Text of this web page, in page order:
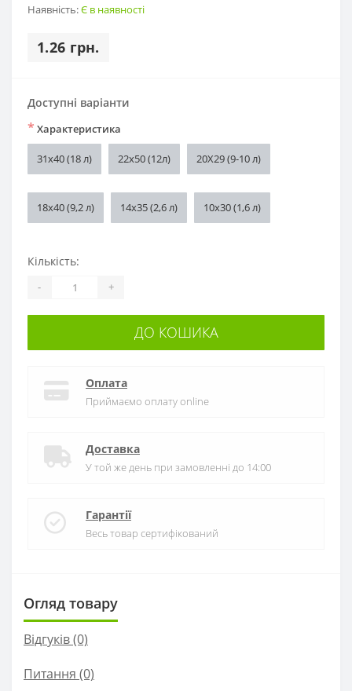
Наявність:Є в наявності
1.26 грн.
Доступні варіанти
* Характеристика
31х40 (18 л) 22х50 (12л) 20Х29 (9-10 л)
18х40 (9,2 л) 14х35 (2,6 л) 10х30 (1,6 л)
Кількість:
- +
ДО КОШИКА
Оплата
Приймаємо оплату online
Доставка
У той же день при замовленні до 14:00
Гарантії
Весь товар сертифікований
Огляд товару
Відгуків (0)
Питання (0)